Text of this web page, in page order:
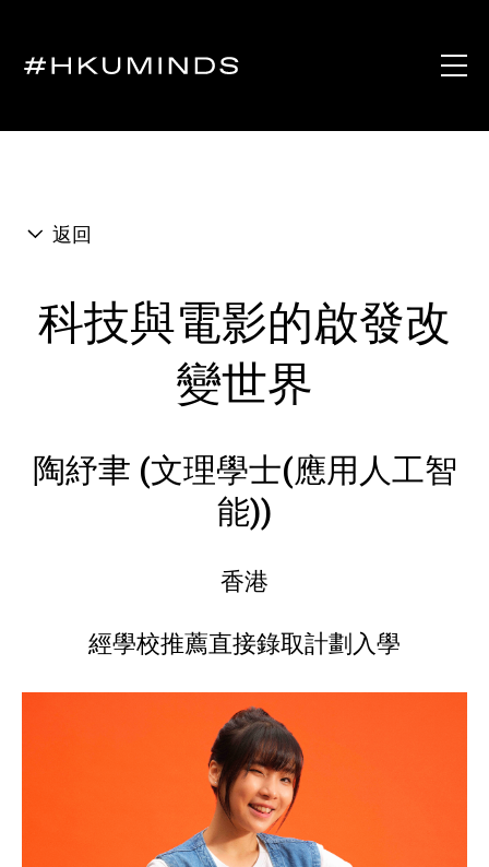
返回
科技與電影的啟發改
變世界
陶紓聿 (文理學士(應用人工智
能))
香港
經學校推薦直接錄取計劃入學